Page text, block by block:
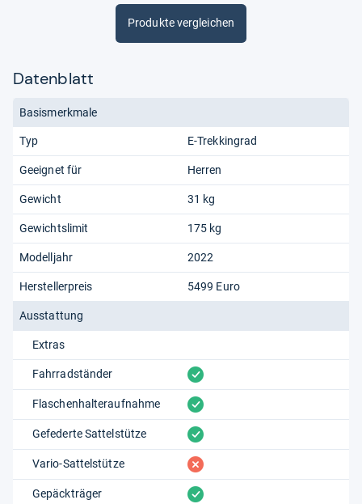
Produkte vergleichen
Datenblatt
Basismerkmale
Typ E-Trekkingrad
Geeignet für Herren
Gewicht 31 kg
Gewichtslimit 175 kg
Modelljahr 2022
Herstellerpreis 5499 Euro
Ausstattung
Extras
Fahrradständer vorhanden
Flaschenhalteraufnahme vorhanden
Gefederte Sattelstütze vorhanden
Vario-Sattelstütze fehlt
Gepäckträger vorhanden